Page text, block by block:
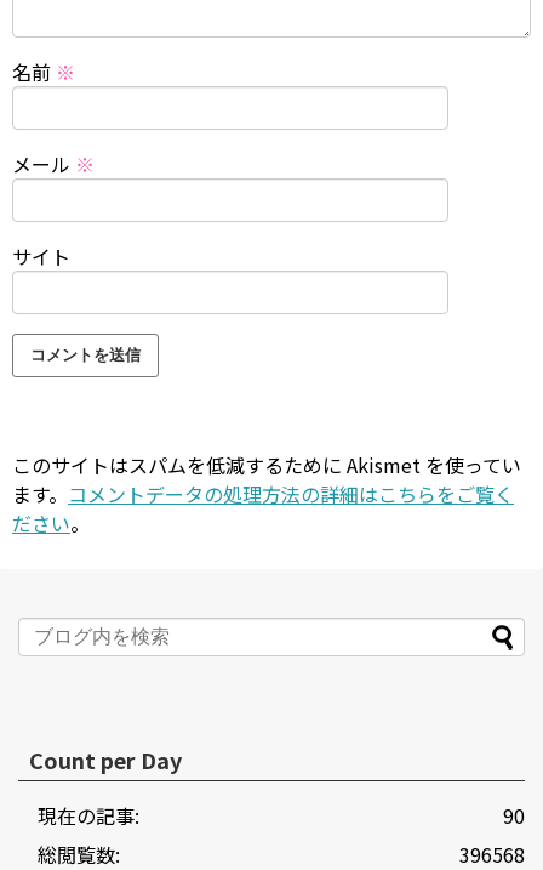
名前 ※
メール ※
サイト
このサイトはスパムを低減するために Akismet を使ってい
ます。 コメントデータの処理方法の詳細はこちらをご覧く
ださい。
Count per Day
90
現在の記事:
396568
総閲覧数: